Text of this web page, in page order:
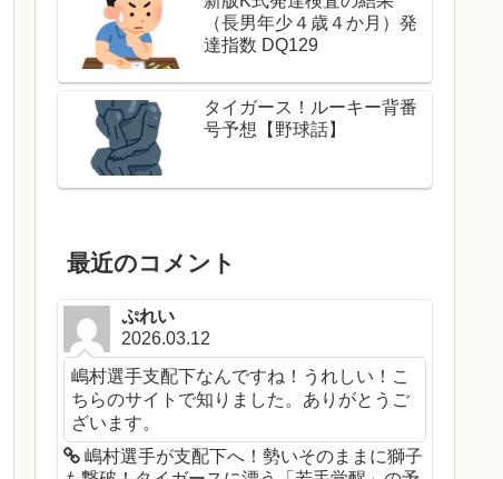
（長男年少４歳４か月）発
達指数 DQ129
タイガース！ルーキー背番
号予想【野球話】
最近のコメント
ぷれい
2026.03.12
嶋村選手支配下なんですね！うれしい！こ
ちらのサイトで知りました。ありがとうご
ざいます。
嶋村選手が支配下へ！勢いそのままに獅子